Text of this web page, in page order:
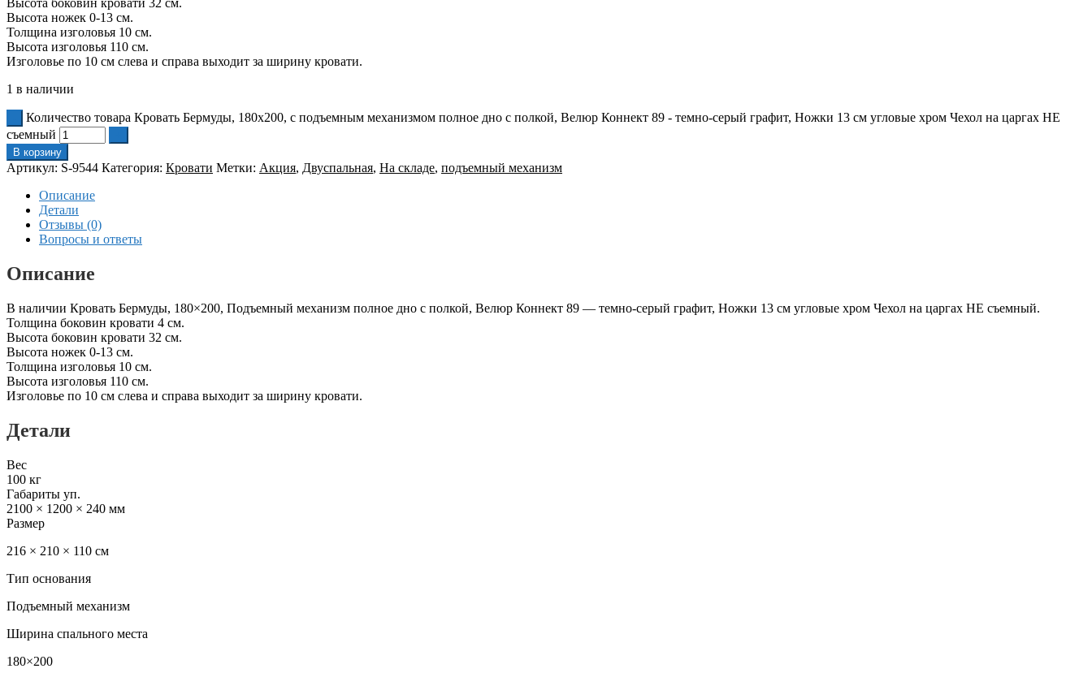
Высота ножек 0-13 см.
Толщина изголовья 10 см.
Высота изголовья 110 см.
Изголовье по 10 см слева и справа выходит за ширину кровати.
1 в наличии
Количество товара Кровать Бермуды, 180x200, с подъемным механизмом полное дно с полкой, Велюр Коннект 89 - темно-серый графит, Ножки 13 см угловые хром Чехол на царгах НЕ
съемный
В корзину
Артикул: S-9544 Категория: Кровати Метки: Акция, Двуспальная, На складе, подъемный механизм
Описание
Детали
Отзывы (0)
Вопросы и ответы
Описание
В наличии Кровать Бермуды, 180×200, Подъемный механизм полное дно с полкой, Велюр Коннект 89 — темно-серый графит, Ножки 13 см угловые хром Чехол на царгах НЕ съемный.
Толщина боковин кровати 4 см.
Высота боковин кровати 32 см.
Высота ножек 0-13 см.
Толщина изголовья 10 см.
Высота изголовья 110 см.
Изголовье по 10 см слева и справа выходит за ширину кровати.
Детали
Вес
100 кг
Габариты уп.
2100 × 1200 × 240 мм
Размер
216 × 210 × 110 см
Тип основания
Подъемный механизм
Ширина спального места
180×200